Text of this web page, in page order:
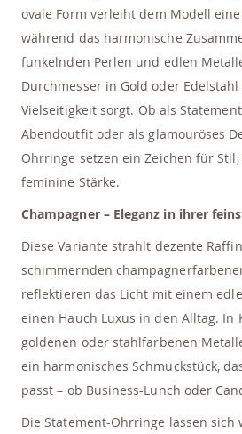
ovale Form verleiht dem Modell
während das harmonische
funkelnden Perlen und edlen
Durchmesser in Gold oder
Vielseitigkeit sorgt. Ob als
Abendoutfit oder als glamouröses
Ohrringe setzen ein Zeichen für
feminine Stärke.
Champagner – Eleganz in ihrer
Diese Variante strahlt dezente
schimmernden
reflektieren das Licht mit einem
einen Hauch Luxus in den Alltag. In
goldenen oder stahlfarbenen
ein harmonisches Schmuckstück,
passt – ob Business-Lunch oder
Die Statement-Ohrringe lassen